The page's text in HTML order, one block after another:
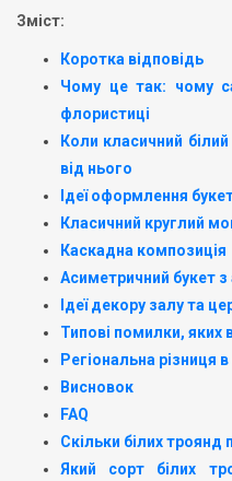
Зміст:
Коротка відповідь
Чому це так: чому
флористиці
Коли класичний
від нього
Ідеї оформлення
Класичний круглий
Каскадна композиція
Асиметричний букет
Ідеї декору залу та
Типові помилки, яких
Регіональна різниця
Висновок
FAQ
Скільки білих троянд
Який сорт білих